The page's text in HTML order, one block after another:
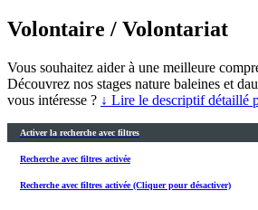
Volontaire / Volontariat
Vous souhaitez aider à une meilleure
Découvrez nos stages nature baleines et
vous intéresse ? ↓ Lire le descriptif détaillé
Activer la recherche avec filtres
Recherche avec filtres activée
Recherche avec filtres activée (Cliquer pour désactiver)